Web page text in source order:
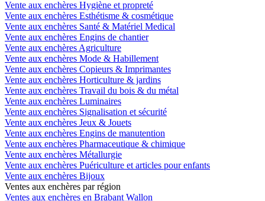
Vente aux enchères Hygiène et propreté
Vente aux enchères Esthétisme & cosmétique
Vente aux enchères Santé & Matériel Medical
Vente aux enchères Engins de chantier
Vente aux enchères Agriculture
Vente aux enchères Mode & Habillement
Vente aux enchères Copieurs & Imprimantes
Vente aux enchères Horticulture & jardins
Vente aux enchères Travail du bois & du métal
Vente aux enchères Luminaires
Vente aux enchères Signalisation et sécurité
Vente aux enchères Jeux & Jouets
Vente aux enchères Engins de manutention
Vente aux enchères Pharmaceutique & chimique
Vente aux enchères Métallurgie
Vente aux enchères Puériculture et articles pour enfants
Vente aux enchères Bijoux
Ventes aux enchères par région
Ventes aux enchères en Brabant Wallon